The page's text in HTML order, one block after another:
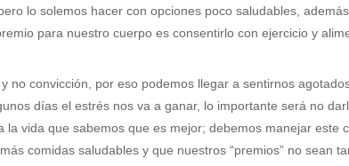
lo solemos hacer con opciones poco saludables,
para nuestro cuerpo es consentirlo con ejercicio y
no convicción, por eso podemos llegar a sentirnos
días el estrés nos va a ganar, lo importante será no
vida que sabemos que es mejor; debemos manejar este
comidas saludables y que nuestros “premios” no sean